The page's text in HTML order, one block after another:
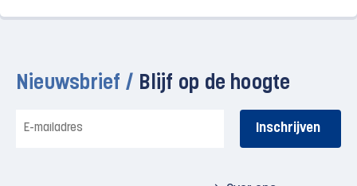
Nieuwsbrief / Blijf op de hoogte
mailadres